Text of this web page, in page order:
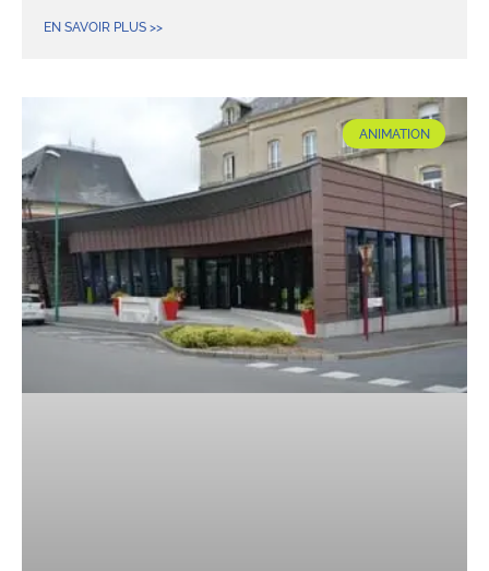
EN SAVOIR PLUS >>
ANIMATION